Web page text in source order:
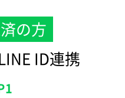
の方
ID連携